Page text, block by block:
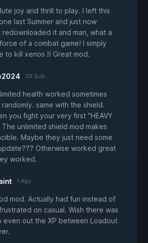
joy and thrill to play. I left this
last Summer and just now
redownloaded it and man, what a
of a combat game! I simply
to kill xenos !! Great mod.
29 Şub
health worked sometimes
same with the shield.
you fight your very first "HEAVY
The unlimited shield mod makes
Maybe they just need some
Otherwise worked great
worked.
1 Ağu
mod. Actually had fun instead of
on casual. Wish there was
even out the XP between Loadout